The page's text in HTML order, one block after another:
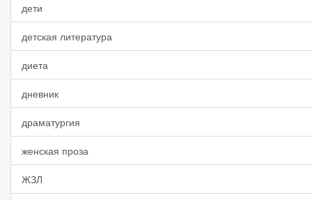
дети
детская литература
диета
дневник
драматургия
женская проза
ЖЗЛ